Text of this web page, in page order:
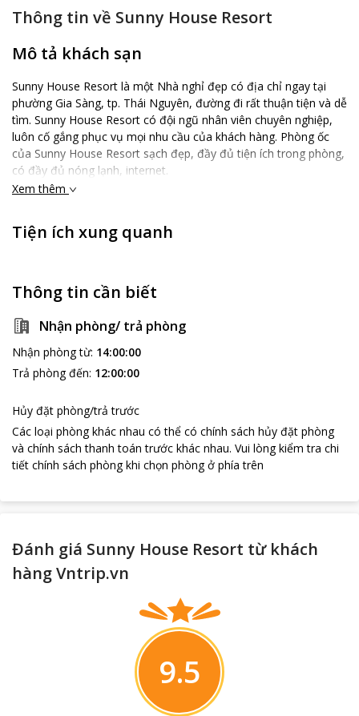
Thông tin về Sunny House Resort
Mô tả khách sạn
Sunny House Resort là một Nhà nghỉ đẹp có địa chỉ ngay tại
phường Gia Sàng, tp. Thái Nguyên, đường đi rất thuận tiện và dễ
tìm. Sunny House Resort có đội ngũ nhân viên chuyên nghiệp,
luôn cố gắng phục vụ mọi nhu cầu của khách hàng. Phòng ốc
của Sunny House Resort sạch đẹp, đầy đủ tiện ích trong phòng,
có đầy đủ nóng lạnh, internet.
Xem thêm
Tiện ích xung quanh
Thông tin cần biết
Nhận phòng/ trả phòng
Nhận phòng từ: 14:00:00
Trả phòng đến: 12:00:00
Hủy đặt phòng/trả trước
Các loại phòng khác nhau có thể có chính sách hủy đặt phòng
và chính sách thanh toán trước khác nhau. Vui lòng kiểm tra chi
tiết chính sách phòng khi chọn phòng ở phía trên
Đánh giá Sunny House Resort từ khách
hàng Vntrip.vn
9.5